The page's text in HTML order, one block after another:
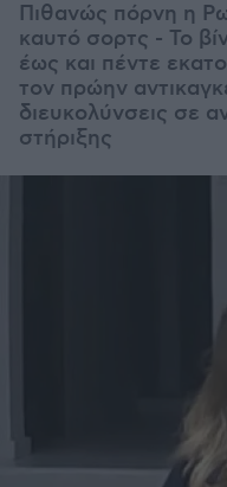
Πιθανώς πόρνη η
καυτό σορτς - Το
έως και πέντε
τον πρώην
διευκολύνσεις σε
στήριξης